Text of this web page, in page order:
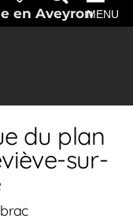
en AveyronMENU
du plan
sur-